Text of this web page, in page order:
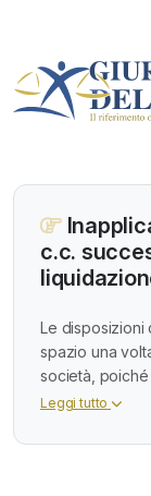
c.c.
Le disposizioni
spazio una
società, poiché
Leggi tutto